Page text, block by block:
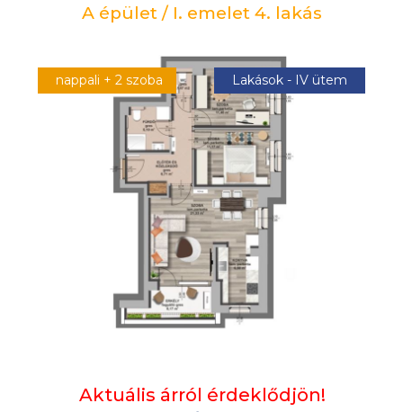
A épület / I. emelet 4. lakás
nappali + 2 szoba Lakások - IV ütem
Aktuális árról érdeklődjön!